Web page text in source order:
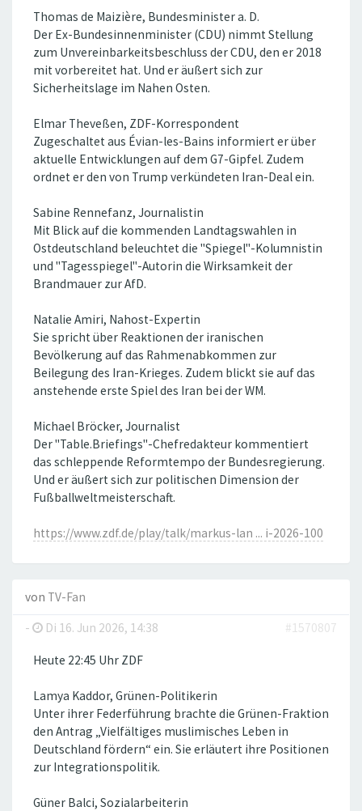
Thomas de Maizière, Bundesminister a. D.
Der Ex-Bundesinnenminister (CDU) nimmt Stellung
zum Unvereinbarkeitsbeschluss der CDU, den er 2018
mit vorbereitet hat. Und er äußert sich zur
Sicherheitslage im Nahen Osten.
Elmar Theveßen, ZDF-Korrespondent
Zugeschaltet aus Évian-les-Bains informiert er über
aktuelle Entwicklungen auf dem G7-Gipfel. Zudem
ordnet er den von Trump verkündeten Iran-Deal ein.
Sabine Rennefanz, Journalistin
Mit Blick auf die kommenden Landtagswahlen in
Ostdeutschland beleuchtet die "Spiegel"-Kolumnistin
und "Tagesspiegel"-Autorin die Wirksamkeit der
Brandmauer zur AfD.
Natalie Amiri, Nahost-Expertin
Sie spricht über Reaktionen der iranischen
Bevölkerung auf das Rahmenabkommen zur
Beilegung des Iran-Krieges. Zudem blickt sie auf das
anstehende erste Spiel des Iran bei der WM.
Michael Bröcker, Journalist
Der "Table.Briefings"-Chefredakteur kommentiert
das schleppende Reformtempo der Bundesregierung.
Und er äußert sich zur politischen Dimension der
Fußballweltmeisterschaft.
https://www.zdf.de/play/talk/markus-lan ... i-2026-100
von TV-Fan
-
Di 16. Jun 2026, 14:38 #1570807
Heute 22:45 Uhr ZDF
Lamya Kaddor, Grünen-Politikerin
Unter ihrer Federführung brachte die Grünen-Fraktion
den Antrag „Vielfältiges muslimisches Leben in
Deutschland fördern“ ein. Sie erläutert ihre Positionen
zur Integrationspolitik.
Güner Balci, Sozialarbeiterin